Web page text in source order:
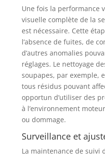
Une fois la performance
visuelle complète de la
est nécessaire. Cette
l’absence de fuites, de
d’autres anomalies
réglages. Le nettoyage
soupapes, par exemple,
tous résidus pouvant
opportun d’utiliser des
à l’environnement
ou dommage.
Surveillance et
La maintenance de suivi